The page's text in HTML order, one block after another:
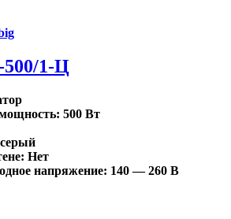
1-Ц
: 500 Вт
: Нет
напряжение: 140 — 260 В